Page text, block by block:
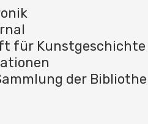
für Kunstgeschichte
der